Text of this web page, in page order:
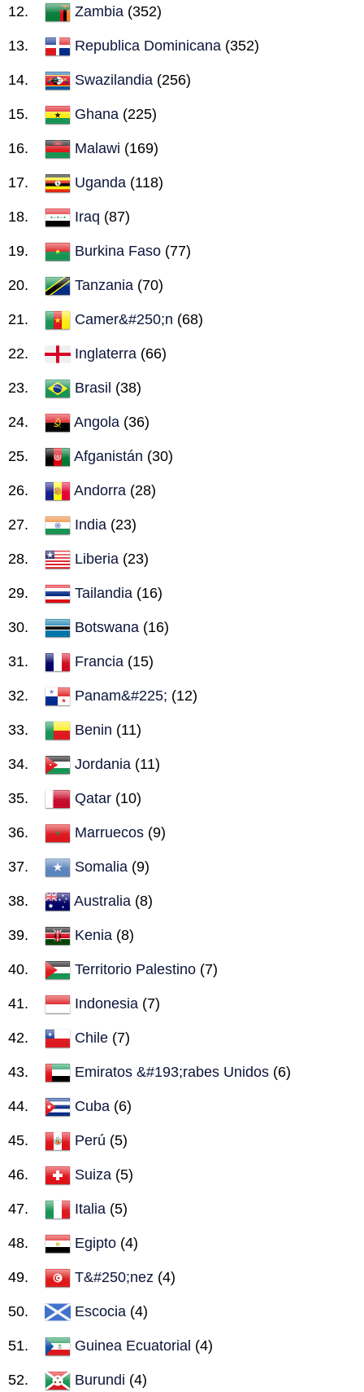
Zambia (352)
Republica Dominicana (352)
Swazilandia (256)
Ghana (225)
Malawi (169)
Uganda (118)
Iraq (87)
Burkina Faso (77)
Tanzania (70)
Camer&#250;n (68)
Inglaterra (66)
Brasil (38)
Angola (36)
Afganistán (30)
Andorra (28)
India (23)
Liberia (23)
Tailandia (16)
Botswana (16)
Francia (15)
Panam&#225; (12)
Benin (11)
Jordania (11)
Qatar (10)
Marruecos (9)
Somalia (9)
Australia (8)
Kenia (8)
Territorio Palestino (7)
Indonesia (7)
Chile (7)
Emiratos &#193;rabes Unidos (6)
Cuba (6)
Perú (5)
Suiza (5)
Italia (5)
Egipto (4)
T&#250;nez (4)
Escocia (4)
Guinea Ecuatorial (4)
Burundi (4)